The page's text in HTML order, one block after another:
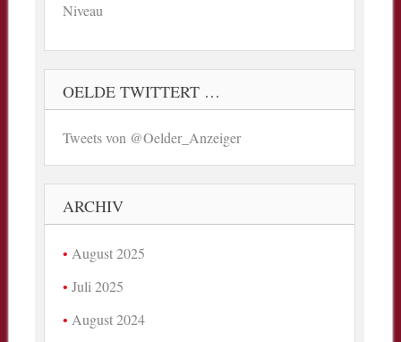
Niveau
OELDE TWITTERT …
Tweets von @Oelder_Anzeiger
ARCHIV
August 2025
Juli 2025
August 2024